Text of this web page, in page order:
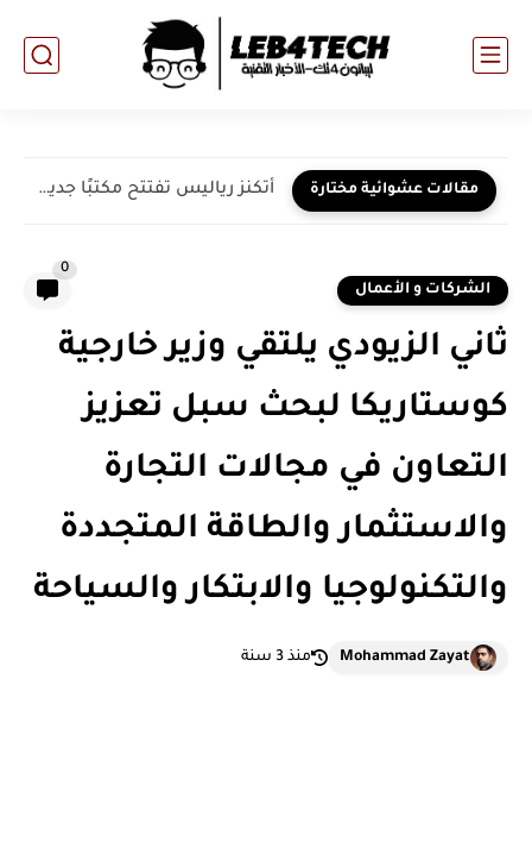
مقالات عشوائية مختارة أتكنز رياليس تفتتح مكتبًا جديدًا في القاهرة لدعم نموذج تنفيذ...
الشركات و الأعمال
0
ثاني الزيودي يلتقي وزير خارجية
كوستاريكا لبحث سبل تعزيز
التعاون في مجالات التجارة
والاستثمار والطاقة المتجددة
والتكنولوجيا والابتكار والسياحة
Mohammad Zayat منذ 3 سنة